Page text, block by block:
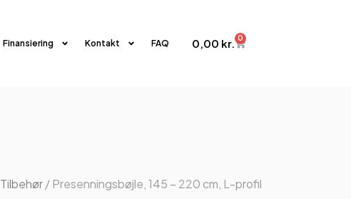
Finansiering Kontakt FAQ 0,00 kr. 0
Tilbehør/ Presenningsbøjle, 145 – 220 cm, L-profil